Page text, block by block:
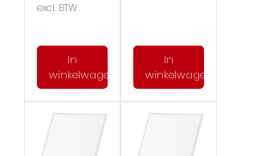
excl. BTW
In
winkelwagen
In
winkelwagen